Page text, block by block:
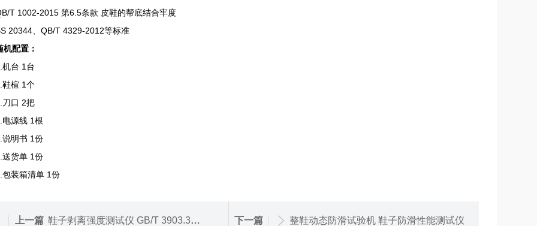
1002-2015 第6.5条款 皮鞋的‌帮底结合牢度‌
、QB/T 4329-2012等标准
机配置：
1台
1个
2把
线 1根
书 1份
单 1份
箱清单 1份
上一篇 鞋子剥离强度测试仪 GB/T 3903.3整鞋试验 下一篇 整鞋动态防滑试验机 鞋子防滑性能测试仪